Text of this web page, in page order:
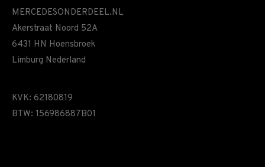
MERCEDESONDERDEEL.NL
Akerstraat Noord 52A
6431 HN Hoensbroek
Limburg Nederland
KVK: 62180819
BTW: 156986887B01